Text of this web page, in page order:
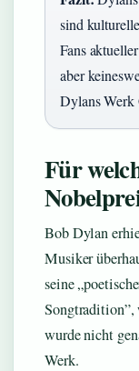
sind
Fans
aber
Dylans Werk
Für
Bob Dylan
Musiker
seine
wurde nicht
Werk.